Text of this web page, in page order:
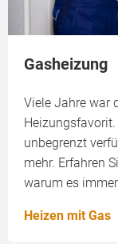
Gasheizung
Viele Jahre war
unbegrenzt
mehr. Erfahren
warum es
Heizen mit Gas